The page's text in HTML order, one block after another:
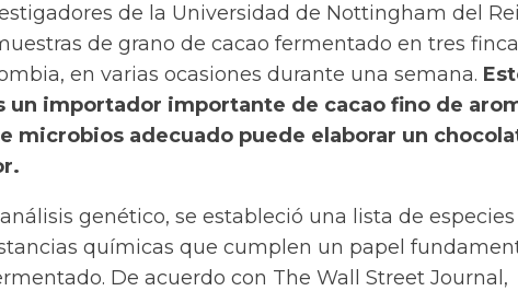
de la Universidad de Nottingham del
de grano de cacao fermentado en tres
en varias ocasiones durante una semana.
un importador importante de cacao fino de
microbios adecuado puede elaborar un
genético, se estableció una lista de especies
químicas que cumplen un papel
De acuerdo con The Wall Street Journal,